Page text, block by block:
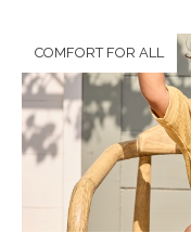
COMFORT FOR ALL